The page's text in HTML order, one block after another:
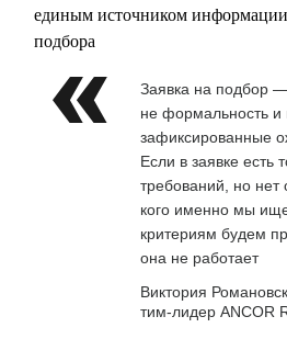
единым источником информации
подбора
Заявка на подбор
не формальность
зафиксированные
Если в заявке есть
требований, но нет
кого именно мы
критериям будем
она не работает
Виктория
тим-лидер ANCOR